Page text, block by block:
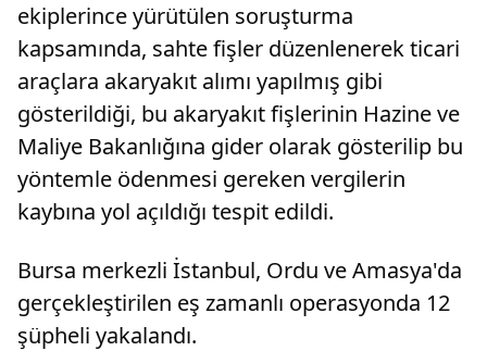
ekiplerince yürütülen soruşturma
kapsamında, sahte fişler düzenlenerek ticari
araçlara akaryakıt alımı yapılmış gibi
gösterildiği, bu akaryakıt fişlerinin Hazine ve
Maliye Bakanlığına gider olarak gösterilip bu
yöntemle ödenmesi gereken vergilerin
kaybına yol açıldığı tespit edildi.
Bursa merkezli İstanbul, Ordu ve Amasya'da
gerçekleştirilen eş zamanlı operasyonda 12
şüpheli yakalandı.